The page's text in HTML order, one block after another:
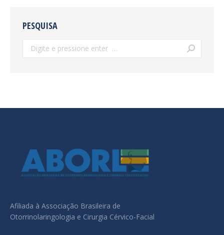
PESQUISA
Search:
Afiliada à Associação Brasileira de
Otorrinolaringologia e Cirurgia Cérvico-Facial